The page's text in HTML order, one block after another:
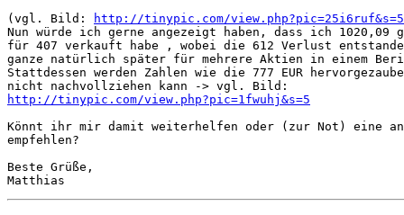
(vgl. Bild:
http://tinypic.com/view.php?pic=25i6ruf&s=5
Nun würde ich gerne angezeigt haben, dass ich 1020,09
für 407 verkauft habe , wobei die 612 Verlust
ganze natürlich später für mehrere Aktien in einem
Stattdessen werden Zahlen wie die 777 EUR
http://tinypic.com/view.php?pic=1fwuhj&s=5
Könnt ihr mir damit weiterhelfen oder (zur Not) eine
empfehlen?
Beste Grüße,